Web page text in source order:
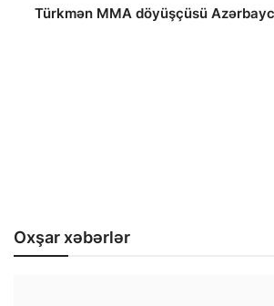
Türkmən MMA döyüşçüsü
Oxşar xəbərlər